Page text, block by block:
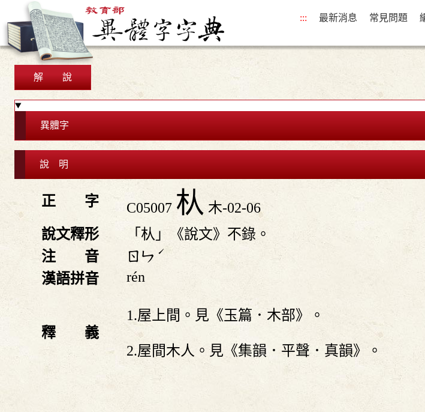
::: 最新消息 常見問題
解 說
異體字
說 明
正 字 C05007 朲 木-02-06
說文釋形
「朲」《說文》不錄。
注 音
ㄖㄣ ˊ
漢語拼音 rén
釋 義
1.屋上間。見《玉篇．木部》。
2.屋間木人。見《集韻．平聲．真韻》。